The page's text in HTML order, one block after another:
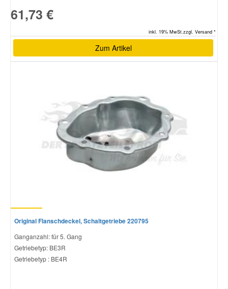
61,73 €
inkl. 19% MwSt.zzgl. Versand *
Zum Artikel
Original Flanschdeckel, Schaltgetriebe 220795
Ganganzahl: für 5. Gang
Getriebetyp: BE3R
Getriebetyp : BE4R